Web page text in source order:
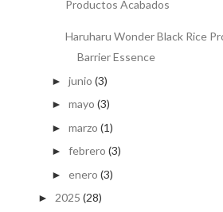
Productos Acabados
Haruharu Wonder Black Rice
Barrier Essence
► junio (3)
► mayo (3)
► marzo (1)
► febrero (3)
► enero (3)
► 2025 (28)